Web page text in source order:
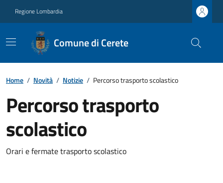
Regione Lombardia
Comune di Cerete
Home / Novità / Notizie / Percorso trasporto scolastico
Percorso trasporto
scolastico
Orari e fermate trasporto scolastico